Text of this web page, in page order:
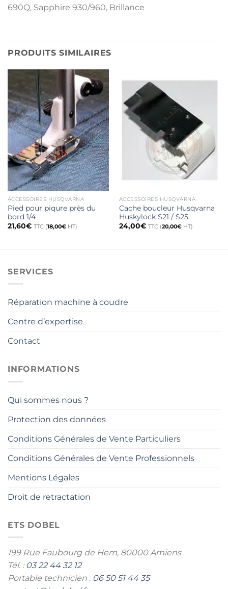
690Q, Sapphire 930/960, Brillance
PRODUITS SIMILAIRES
ACCESSOIRES HUSQVARNA
Pied pour piqure près du
bord 1/4
21,60€ TTC (18,00€HT)
ACCESSOIRES HUSQVARNA
Cache boucleur Husqvarna
Huskylock S21 / S25
24,00€ TTC (20,00€HT)
SERVICES
Réparation machine à coudre
Centre d’expertise
Contact
INFORMATIONS
Qui sommes nous ?
Protection des données
Conditions Générales de Vente Particuliers
Conditions Générales de Vente Professionnels
Mentions Légales
Droit de retractation
ETS DOBEL
199 Rue Faubourg de Hem, 80000 Amiens
Tél. : 03 22 44 32 12
Portable technicien : 06 50 51 44 35